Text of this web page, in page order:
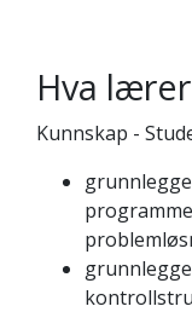
Hva
Kunnskap -